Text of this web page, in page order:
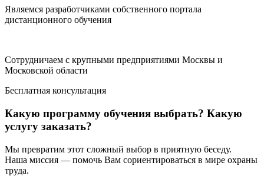
Являемся разработчиками собственного портала
дистанционного обучения
Сотрудничаем с крупными предприятиями Москвы и
Московской области
Бесплатная консультация
Какую программу обучения выбрать? Какую
услугу заказать?
Мы превратим этот сложный выбор в приятную беседу.
Наша миссия — помочь Вам сориентироваться в мире охраны
труда.